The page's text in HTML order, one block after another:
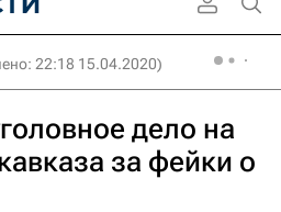
22:18 15.04.2020)
дело на
за фейки о